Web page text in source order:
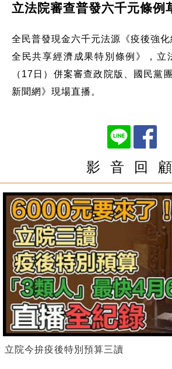
立法院審查普發六千元條例
全民普發現金六千元法源《疫後強
全民共享經濟成果特別條例》，立
（17日）併案審查政院版、國民黨
新聞網》現場直播。
影 音 回 顧
立院今拚疫後特別預算三讀